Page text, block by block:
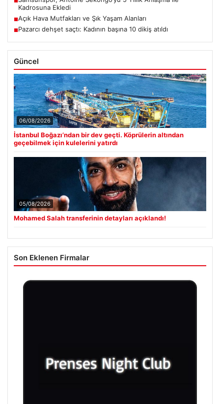
Kadrosuna Ekledi
■Açık Hava Mutfakları ve Şık Yaşam Alanları
■Pazarcı dehşet saçtı: Kadının başına 10 dikiş atıldı
Güncel
06/08/2026
İstanbul Boğazı’ndan bir dev geçti. Köprülerin altından
geçebilmek için kulelerini yatırdı
05/08/2026
Mohamed Salah transferinin detayları açıklandı!
Son Eklenen Firmalar